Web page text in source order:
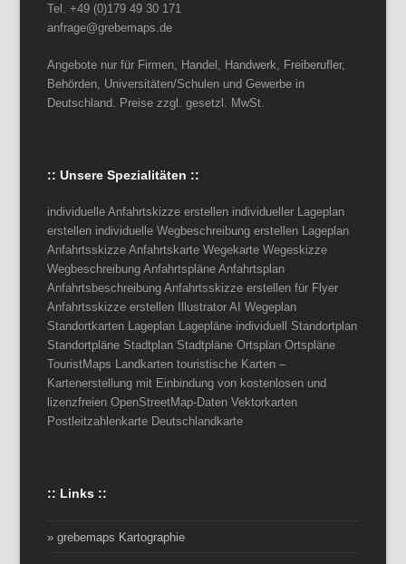
Tel. +49 (0)179 49 30 171
anfrage@grebemaps.de
Angebote nur für Firmen, Handel, Handwerk, Freiberufler,
Behörden, Universitäten/Schulen und Gewerbe in
Deutschland. Preise zzgl. gesetzl. MwSt.
:: Unsere Spezialitäten ::
individuelle Anfahrtskizze erstellen individueller Lageplan
erstellen individuelle Wegbeschreibung erstellen Lageplan
Anfahrtsskizze Anfahrtskarte Wegekarte Wegeskizze
Wegbeschreibung Anfahrtspläne Anfahrtsplan
Anfahrtsbeschreibung Anfahrtsskizze erstellen für Flyer
Anfahrtsskizze erstellen Illustrator AI Wegeplan
Standortkarten Lageplan Lagepläne individuell Standortplan
Standortpläne Stadtplan Stadtpläne Ortsplan Ortspläne
TouristMaps Landkarten touristische Karten –
Kartenerstellung mit Einbindung von kostenlosen und
lizenzfreien OpenStreetMap-Daten Vektorkarten
Postleitzahlenkarte Deutschlandkarte
:: Links ::
» grebemaps Kartographie